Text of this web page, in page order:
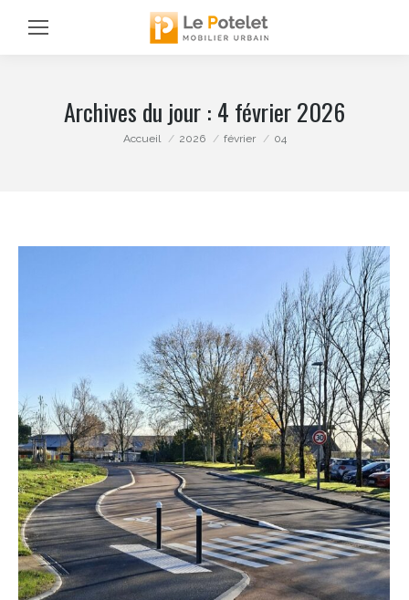
Archives du jour : 4 février 2026
Vous êtes ici :
Accueil 2026 février 04